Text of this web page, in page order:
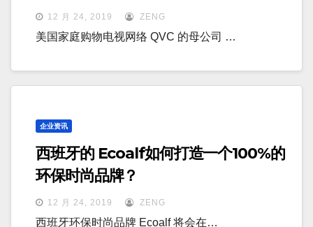
12 月 24, 2019 ZENG
美国家庭购物电视网络 QVC 的母公司 …
企业资讯
西班牙的 Ecoalf如何打造一个100%的
环保时尚品牌？
12 月 24, 2019 ZENG
西班牙环保时尚品牌 Ecoalf 将会在…